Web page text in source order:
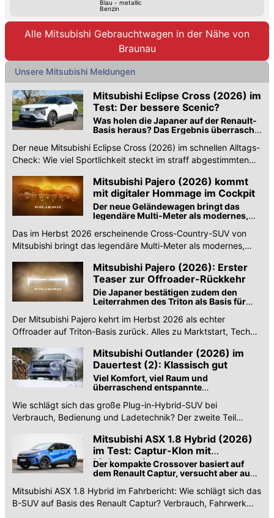
Blau - metallic
Benzin
Alle Mitsubishi Gebrauchtwagen in der Nähe von
Braunau
Unsere Mitsubishi Meldungen
Mitsubishi Eclipse Cross (2026) im
Test: Der bessere Scenic?
Was holen die Japaner auf der Renault-
Basis heraus? Das Ergebnis überrascht
Der neue Mitsubishi Eclipse Cross (2026) im schnellen Alltags-
Check: Wie viel Sportlichkeit steckt im straff abgestimmten
Mitsubishi Pajero (2026) kommt
mit digitaler Hommage im Cockpit
Der neue Geländewagen bringt das
legendäre Multi-Meter als modernes,
Das im Herbst 2026 erscheinende Cross-Country-SUV von
Mitsubishi bringt das legendäre Multi-Meter als modernes,
Mitsubishi Pajero (2026): Erster
Teaser zur Offroader-Rückkehr
Die Japaner bestätigen zudem den
Leiterrahmen des Triton als Basis für
Geländewagen
Der Mitsubishi Pajero kehrt im Herbst 2026 als echter
Offroader auf Triton-Basis zurück. Alles zu Marktstart, Technik
Mitsubishi Outlander (2026) im
Dauertest (2): Klassisch gut
Viel Komfort, viel Raum und
überraschend entspannte
Wie schlägt sich das große Plug-in-Hybrid-SUV bei
Verbrauch, Bedienung und Ladetechnik? Der zweite Teil
Mitsubishi ASX 1.8 Hybrid (2026)
im Test: Captur-Klon mit
Mehrwert?
Der kompakte Crossover basiert auf
dem Renault Captur, versucht aber auch
das gelingt? Unser Test
Mitsubishi ASX 1.8 Hybrid im Fahrbericht: Wie schlägt sich das
B-SUV auf Basis des Renault Captur? Verbrauch, Fahrwerk